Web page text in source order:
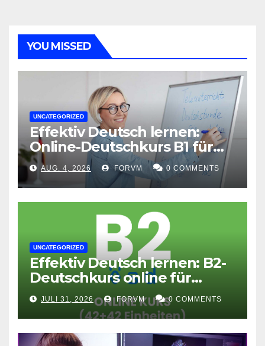
YOU MISSED
UNCATEGORIZED
Effektiv Deutsch lernen:
Online-Deutschkurs B1 für
flexible Lernerfolge
AUG. 4, 2026 FORVM 0 COMMENTS
UNCATEGORIZED
Effektiv Deutsch lernen: B2-
Deutschkurs online für
Fortgeschrittene
JULI 31, 2026 FORVM 0 COMMENTS